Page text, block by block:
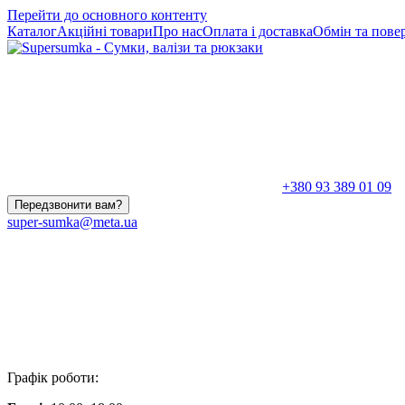
Перейти до основного контенту
КаталогАкційні товариПро насОплата і доставкаОбмін та
+380 93 389 01 09
Передзвонити вам?
super-sumka@meta.ua
Графік роботи: